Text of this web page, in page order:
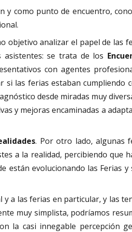
punto de encuentro,
objetivo analizar el papel de las
asistentes: se trata de los
con agentes
las ferias estaban cumpliendo
desde miradas muy
y mejoras encaminadas a
. Por otro lado, algunas
a la realidad, percibiendo que
evolucionando las Ferias y
a las ferias en particular, y las
muy simplista, podríamos
la casi innegable percepción